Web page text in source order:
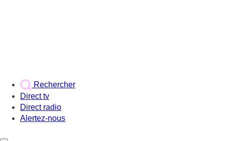
Rechercher
Direct tv
Direct radio
Alertez-nous